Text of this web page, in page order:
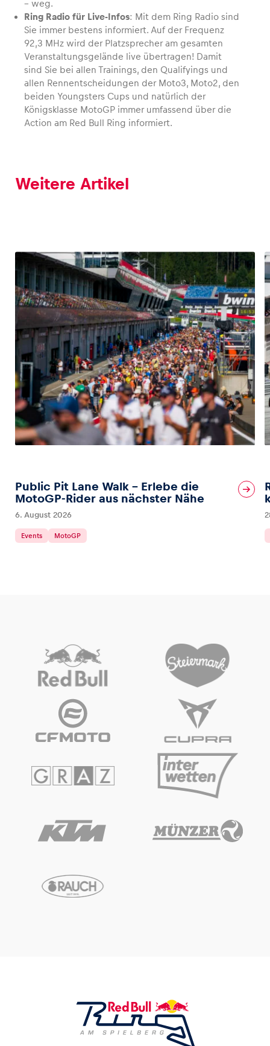
– weg.
Ring Radio für Live-Infos: Mit dem Ring Radio sind
Sie immer bestens informiert. Auf der Frequenz
92,3 MHz wird der Platzsprecher am gesamten
Veranstaltungsgelände live übertragen! Damit
sind Sie bei allen Trainings, den Qualifyings und
allen Rennentscheidungen der Moto3, Moto2, den
beiden Youngsters Cups und natürlich der
Königsklasse MotoGP immer umfassend über die
Action am Red Bull Ring informiert.
Weitere Artikel
Public Pit Lane Walk – Erlebe die
MotoGP-Rider aus nächster Nähe
6. August 2026
Events MotoGP